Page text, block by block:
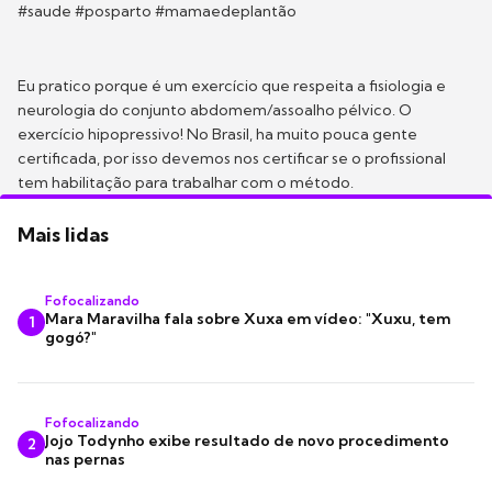
#saude #posparto #mamaedeplantão
Eu pratico porque é um exercício que respeita a fisiologia e
neurologia do conjunto abdomem/assoalho pélvico. O
exercício hipopressivo! No Brasil, ha muito pouca gente
certificada, por isso devemos nos certificar se o profissional
tem habilitação para trabalhar com o método.
Mais lidas
1
Fofocalizando
Mara Maravilha fala sobre Xuxa em vídeo: "Xuxu, tem
gogó?"
2
Fofocalizando
Jojo Todynho exibe resultado de novo procedimento
nas pernas